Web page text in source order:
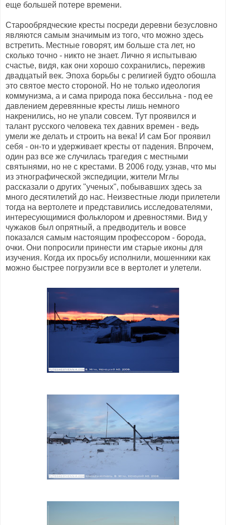
еще большей потере времени.
Старообрядческие кресты посреди деревни безусловно
являются самым значимым из того, что можно здесь
встретить. Местные говорят, им больше ста лет, но
сколько точно - никто не знает. Лично я испытываю
счастье, видя, как они хорошо сохранились, пережив
двадцатый век. Эпоха борьбы с религией будто обошла
это святое место стороной. Но не только идеология
коммунизма, а и сама природа пока бессильна - под ее
давлением деревянные кресты лишь немного
накренились, но не упали совсем. Тут проявился и
талант русского человека тех давних времен - ведь
умели же делать и строить на века! И сам Бог проявил
себя - он-то и удерживает кресты от падения. Впрочем,
один раз все же случилась трагедия с местными
святынями, но не с крестами. В 2006 году, узнав, что мы
из этнографической экспедиции, жители Мглы
рассказали о других "ученых", побывавших здесь за
много десятилетий до нас. Неизвестные люди прилетели
тогда на вертолете и представились исследователями,
интересующимися фольклором и древностями. Вид у
чужаков был опрятный, а предводитель и вовсе
показался самым настоящим профессором - борода,
очки. Они попросили принести им старые иконы для
изучения. Когда их просьбу исполнили, мошенники как
можно быстрее погрузили все в вертолет и улетели.